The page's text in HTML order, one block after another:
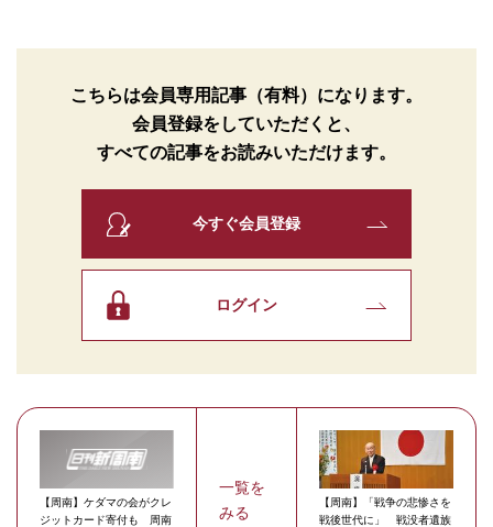
こちらは会員専用記事（有料）になります。
会員登録をしていただくと、
すべての記事をお読みいただけます。
今すぐ会員登録
ログイン
【周南】ケダマの会がクレ
ジットカード寄付も 周南
一覧を
みる
【周南】「戦争の悲惨さを
戦後世代に」 戦没者遺族